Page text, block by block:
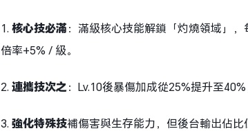
1. 核心技必滿：滿級核心技能解鎖「灼燒領域」
倍率+5% / 級。
2. 連攜技次之：Lv.10後暴傷加成從25%提升至40%
3. 強化特殊技補傷害與生存能力，但後台輸出佔比